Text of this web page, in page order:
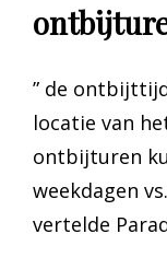
” de
locatie van
ontbijturen
weekdagen
vertelde